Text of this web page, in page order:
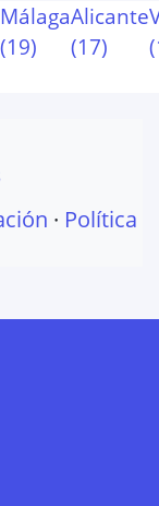
Málaga
(19)
Alicante
(17)
(
· Política